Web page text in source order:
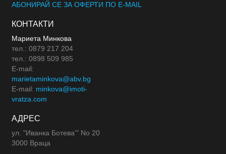
АБОНИРАЙ СЕ ЗА ОФЕРТИ ПО E-MAIL
КОНТАКТИ
Мариета Минкова
тел.: 0879 217 204
тел.: 0898 509 985
E-mail:
marietaminkova@abv.bg
E-mail: minkova@imoti-
vratza.com
АДРЕС
ул. "Иванка Ботева'" No 20
3000 Враца